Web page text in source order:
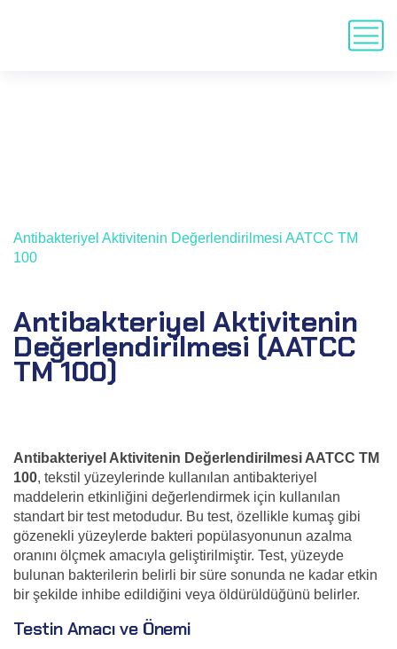
Antibakteriyel Aktivitenin Değerlendirilmesi AATCC TM
100
Antibakteriyel Aktivitenin
Değerlendirilmesi (AATCC
TM 100)
Antibakteriyel Aktivitenin Değerlendirilmesi AATCC TM
100, tekstil yüzeylerinde kullanılan antibakteriyel
maddelerin etkinliğini değerlendirmek için kullanılan
standart bir test metodudur. Bu test, özellikle kumaş gibi
gözenekli yüzeylerde bakteri popülasyonunun azalma
oranını ölçmek amacıyla geliştirilmiştir. Test, yüzeyde
bulunan bakterilerin belirli bir süre sonunda ne kadar etkin
bir şekilde inhibe edildiğini veya öldürüldüğünü belirler.
Testin Amacı ve Önemi